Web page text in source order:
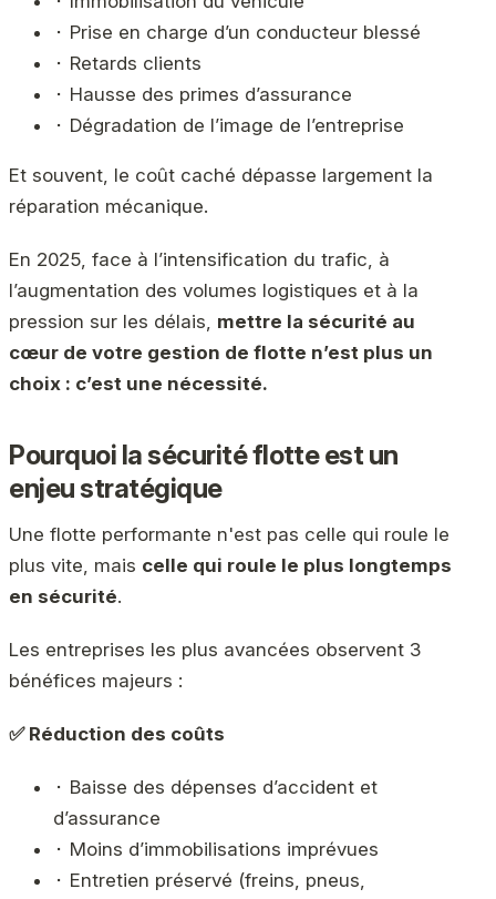
⬝ Prise en charge d’un conducteur blessé
⬝ Retards clients
⬝ Hausse des primes d’assurance
⬝ Dégradation de l’image de l’entreprise
Et souvent, le coût caché dépasse largement la
réparation mécanique.
En 2025, face à l’intensification du trafic, à
l’augmentation des volumes logistiques et à la
pression sur les délais, mettre la sécurité au
cœur de votre gestion de flotte n’est plus un
choix : c’est une nécessité.
Pourquoi la sécurité flotte est un
enjeu stratégique
Une flotte performante n'est pas celle qui roule le
plus vite, mais celle qui roule le plus longtemps
en sécurité.
Les entreprises les plus avancées observent 3
bénéfices majeurs :
✅ Réduction des coûts
⬝ Baisse des dépenses d’accident et
d’assurance
⬝ Moins d’immobilisations imprévues
⬝ Entretien préservé (freins, pneus,